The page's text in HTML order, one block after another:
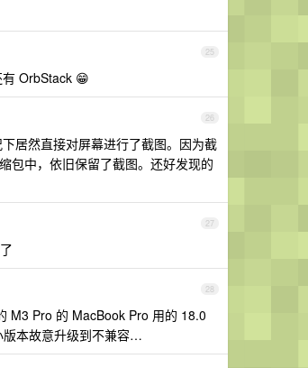
25
OrbStack 😁
26
居然直接对屏幕进行了截图。因为截
包中，依旧保留了截图。还好发现的
27
28
M3 Pro 的 MacBook Pro 用的 18.0
本故意升级到不兼容…